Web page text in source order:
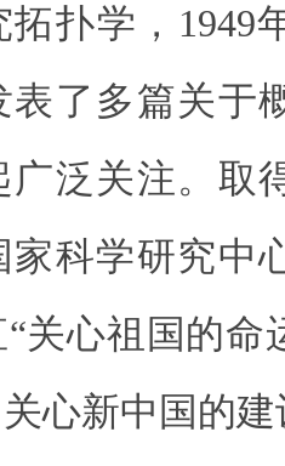
扑学，1949
表了多篇关于
广泛关注。取
家科学研究中
关心祖国的命
心新中国的建